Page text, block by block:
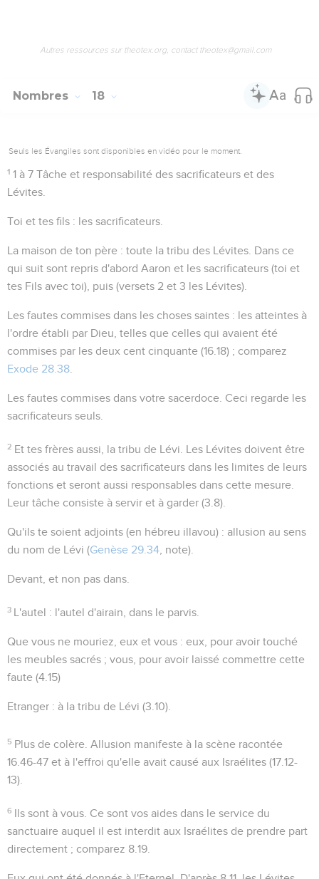
Autres ressources sur theotex.org, contact theotex@gmail.com
Nombres 18
Seuls les Évangiles sont disponibles en vidéo pour le moment.
1 1 à 7 Tâche et responsabilité des sacrificateurs et des
Lévites.
Toi et tes fils : les sacrificateurs.
La maison de ton père : toute la tribu des Lévites. Dans ce
qui suit sont repris d'abord Aaron et les sacrificateurs (toi et
tes Fils avec toi), puis (versets 2 et 3 les Lévites).
Les fautes commises dans les choses saintes : les atteintes à
l'ordre établi par Dieu, telles que celles qui avaient été
commises par les deux cent cinquante (16.18) ; comparez
Exode 28.38
Les fautes commises dans votre sacerdoce . Ceci regarde les
sacrificateurs seuls.
2 Et tes frères aussi, la tribu de Lévi . Les Lévites doivent être
associés au travail des sacrificateurs dans les limites de leurs
fonctions et seront aussi responsables dans cette mesure.
Leur tâche consiste à servir et à garder (3.8).
Qu'ils te soient adjoints (en hébreu illavou) : allusion au sens
du nom de Lévi (Genèse 29.34 , note).
Devant , et non pas dans
3 L'autel : l'autel d'airain, dans le parvis.
Que vous ne mouriez, eux et vous : eux, pour avoir touché
les meubles sacrés ; vous, pour avoir laissé commettre cette
faute (4.15)
Etranger : à la tribu de Lévi (3.10).
5 Plus de colère . Allusion manifeste à la scène racontée
16.46-47 et à l'effroi qu'elle avait causé aux Israélites (17.12-
13).
6 Ils sont à vous . Ce sont vos aides dans le service du
sanctuaire auquel il est interdit aux Israélites de prendre part
directement ; comparez 8.19